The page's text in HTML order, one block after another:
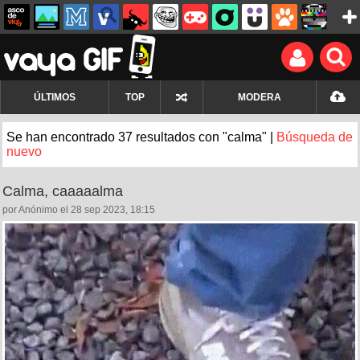
ÚLTIMOS TOP MODERA
Se han encontrado 37 resultados con "calma" |
Búsqueda de
nuevo
Calma, caaaaalma
por Anónimo el 28 sep 2023, 18:15